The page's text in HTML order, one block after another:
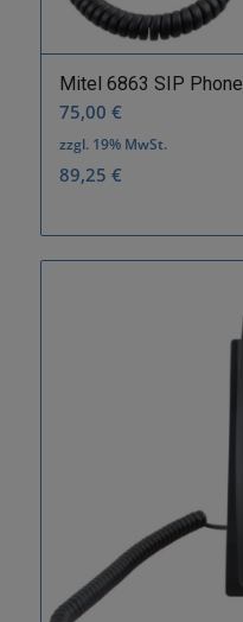
Mitel 6863 SIP Phone
75,00 €
zzgl. 19% MwSt.
89,25 €